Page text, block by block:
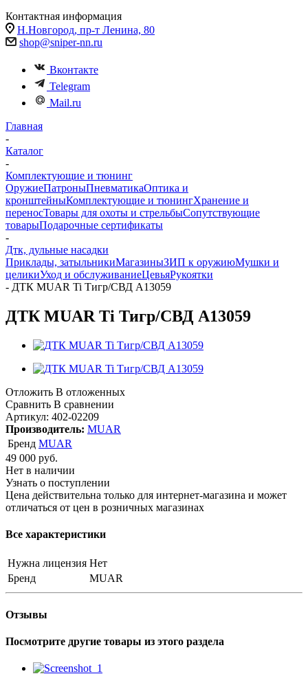
Контактная информация
Н.Новгород, пр-т Ленина, 80
shop@sniper-nn.ru
Вконтакте
Telegram
Mail.ru
Главная
-
Каталог
-
Комплектующие и тюнинг
ОружиеПатроныПневматикаОптика и
кронштейныКомплектующие и тюнингХранение и
переносТовары для охоты и стрельбыСопутствующие
товарыПодарочные сертификаты
-
Дтк, дульные насадки
Приклады, затыльникиМагазиныЗИП к оружиюМушки и
целикиУход и обслуживаниеЦевьяРукоятки
- ДТК MUAR Ti Тигр/СВД А13059
ДТК MUAR Ti Тигр/СВД А13059
Отложить В отложенных
Сравнить В сравнении
Артикул: 402-02209
Производитель: MUAR
Бренд MUAR
49 000 руб.
Нет в наличии
Узнать о поступлении
Цена действительна только для интернет-магазина и может
отличаться от цен в розничных магазинах
Все характеристики
Нужна лицензия Нет
Бренд
MUAR
Отзывы
Посмотрите другие товары из этого раздела